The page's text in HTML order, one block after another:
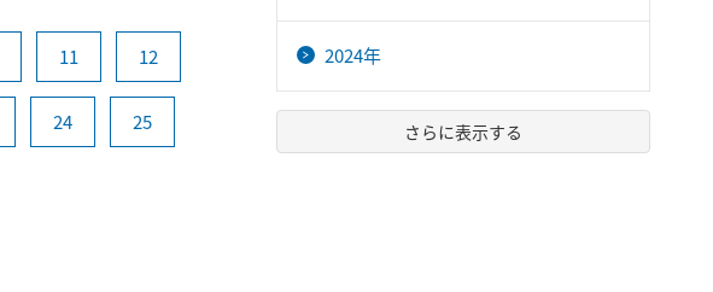
11 12
24 25
2024年
さらに表示する